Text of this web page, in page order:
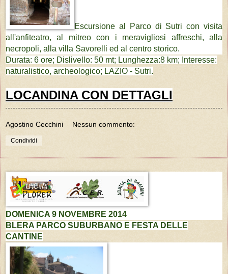
Escursione al Parco di Sutri con visita
all'anfiteatro, al mitreo con i meravigliosi affreschi, alla
necropoli, alla villa Savorelli ed al centro storico.
Durata: 6 ore; Dislivello: 50 mt; Lunghezza:8 km; Interesse:
naturalistico, archeologico; LAZIO - Sutri.
LOCANDINA CON DETTAGLI
Agostino Cecchini Nessun commento:
Condividi
DOMENICA 9 NOVEMBRE 2014
BLERA PARCO SUBURBANO E FESTA DELLE
CANTINE